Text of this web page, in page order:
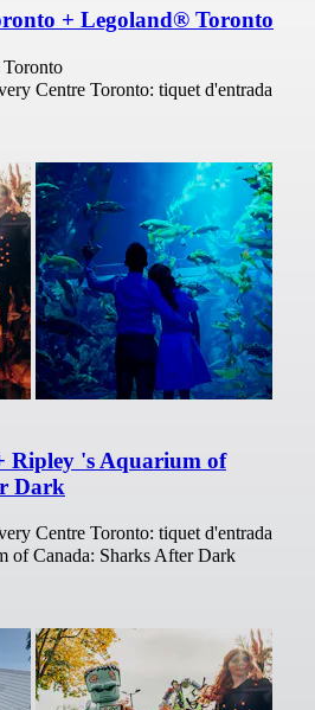
+ Legoland® Toronto
Toronto
Centre Toronto: tiquet d'entrada
Ripley 's Aquarium of
Dark
Centre Toronto: tiquet d'entrada
of Canada: Sharks After Dark